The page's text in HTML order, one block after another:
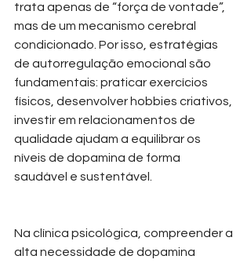
trata apenas de “força de vontade”,
mas de um mecanismo cerebral
condicionado. Por isso, estratégias
de autorregulação emocional são
fundamentais: praticar exercícios
físicos, desenvolver hobbies criativos,
investir em relacionamentos de
qualidade ajudam a equilibrar os
níveis de dopamina de forma
saudável e sustentável.
Na clínica psicológica, compreender a
alta necessidade de dopamina